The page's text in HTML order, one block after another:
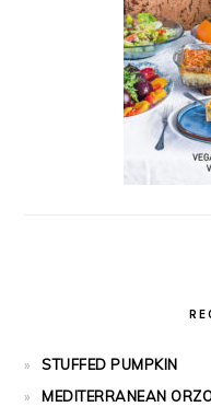
STUFFED PUMPKIN
MEDITERRANEAN